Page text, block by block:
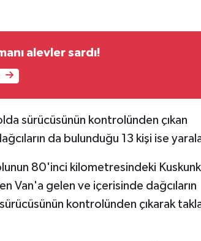
alevler sardı!
sürücüsünün kontrolünden çıkan
da bulunduğu 13 kişi ise
80'inci kilometresindeki
Van'a gelen ve içerisinde dağcıların
kontrolünden çıkarak